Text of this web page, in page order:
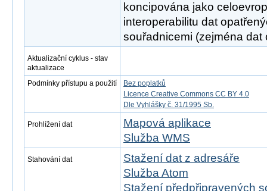
koncipována jako
interoperabilitu dat
souřadnicemi (zejména dat
Aktualizační cyklus - stav
aktualizace
Podmínky přístupu a použití
Bez poplatků
Licence Creative Commons CC BY 4.0
Dle Vyhlášky č. 31/1995 Sb.
Prohlížení dat
Mapová aplikace
Služba WMS
Stahování dat
Stažení dat z adresáře
Služba Atom
Stažení předpřipravených